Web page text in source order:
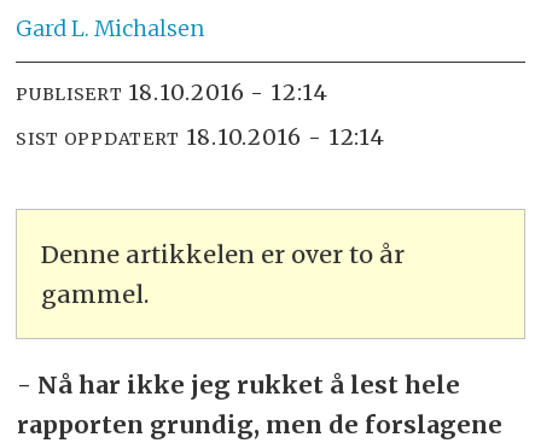
Gard L. Michalsen
PUBLISERT 18.10.2016 - 12:14
SIST OPPDATERT 18.10.2016 - 12:14
Denne artikkelen er over to år
gammel.
- Nå har ikke jeg rukket å lest hele
rapporten grundig, men de forslagene